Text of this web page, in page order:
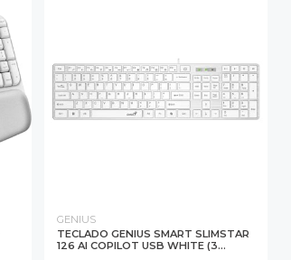
GENIUS
TECLADO GENIUS SMART SLIMSTAR
126 AI COPILOT USB WHITE (3...